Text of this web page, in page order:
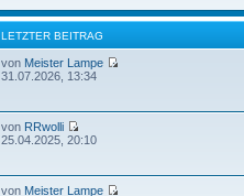
LETZTER BEITRAG
von Meister Lampe
31.07.2026, 13:34
von RRwolli
25.04.2025, 20:10
von Meister Lampe